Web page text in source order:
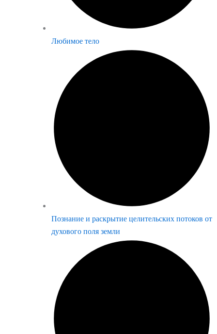
Любимое тело
Познание и раскрытие целительских потоков от
духового поля земли